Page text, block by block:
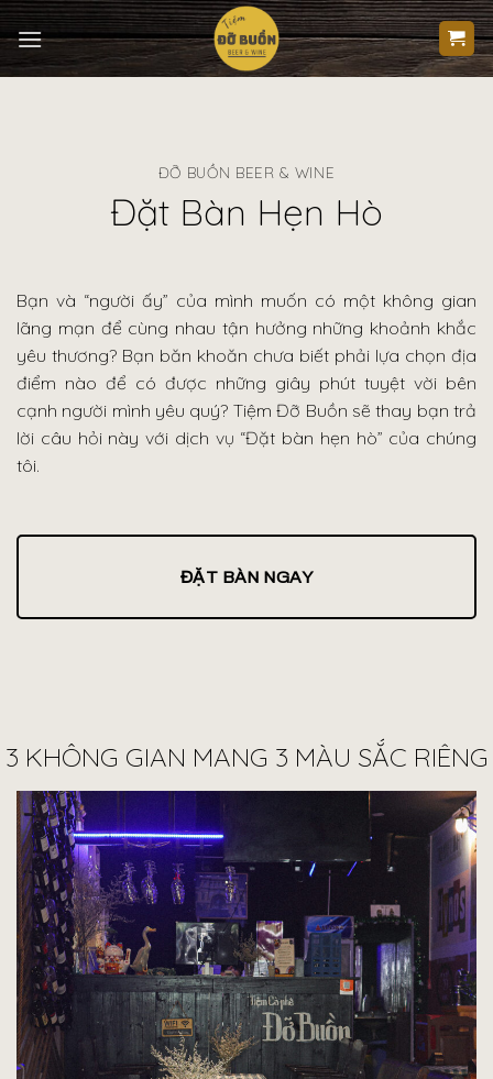
Skip
to
content
ĐỠ BUỒN BEER & WINE
Đặt Bàn Hẹn Hò
Bạn và “người ấy” của mình muốn có một không gian
lãng mạn để cùng nhau tận hưởng những khoảnh khắc
yêu thương? Bạn băn khoăn chưa biết phải lựa chọn địa
điểm nào để có được những giây phút tuyệt vời bên
cạnh người mình yêu quý? Tiệm Đỡ Buồn sẽ thay bạn trả
lời câu hỏi này với dịch vụ “Đặt bàn hẹn hò” của chúng
tôi.
ĐẶT BÀN NGAY
3 KHÔNG GIAN MANG 3 MÀU SẮC RIÊNG